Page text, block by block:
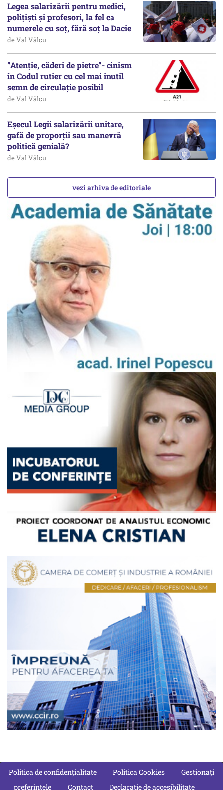
Legea salarizării pentru medici,
polițiști și profesori, la fel ca
numerele cu soț, fără soț la Dacie
de Val Vâlcu
”Atenție, căderi de pietre”- cinism
în Codul rutier cu cel mai inutil
semn de circulație posibil
de Val Vâlcu
Eșecul Legii salarizării unitare,
gafă de proporții sau manevră
politică genială?
de Val Vâlcu
vezi arhiva de editoriale
Politica de confidențialitate Politica Cookies
Gestionați
preferințele
Contact Declarație de accesibilitate